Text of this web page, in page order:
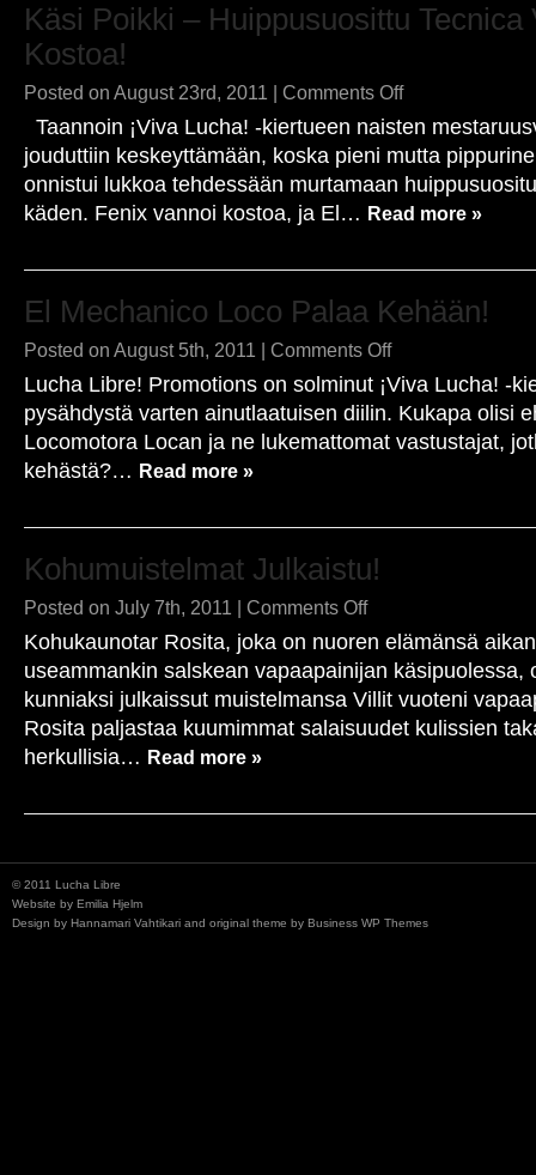
Käsi Poikki – Huippusuosittu Tecnica
Kostoa!
Posted on August 23rd, 2011 | Comments Offon
poikki
huippusuosittu
tecnica
vannoo
kostoa!
Taannoin ¡Viva Lucha! -kiertueen naisten
jouduttiin keskeyttämään, koska pieni mutta
onnistui lukkoa tehdessään murtamaan
käden. Fenix vannoi kostoa, ja El… Read more »
El Mechanico Loco Palaa Kehään!
Posted on August 5th, 2011 | Comments Offon
Mechanico
palaa
kehään!
Lucha Libre! Promotions on solminut ¡Viva Lucha! -
pysähdystä varten ainutlaatuisen diilin. Kukapa olisi
Locomotora Locan ja ne lukemattomat vastustajat,
kehästä?… Read more »
Kohumuistelmat Julkaistu!
Posted on July 7th, 2011 | Comments Offon
julkaistu!
Kohukaunotar Rosita, joka on nuoren elämänsä
useammankin salskean vapaapainijan käsipuolessa,
kunniaksi julkaissut muistelmansa Villit vuoteni
Rosita paljastaa kuumimmat salaisuudet kulissien
herkullisia… Read more »
© 2011 Lucha Libre
Website by Emilia Hjelm
Design by Hannamari Vahtikari and original theme by Business WP Themes